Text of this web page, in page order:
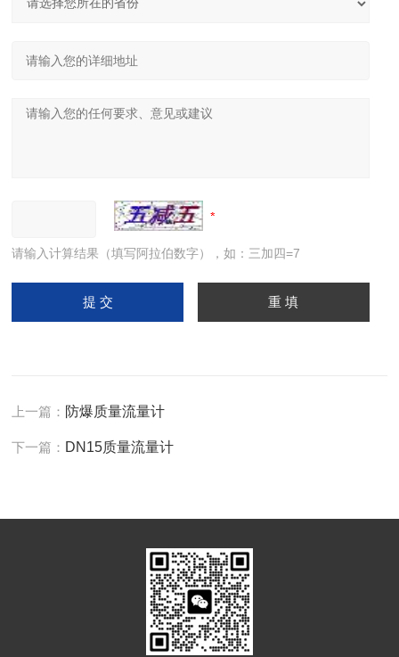
请输入计算结果（填写阿拉伯数字），如：三加四=7
上一篇： 防爆质量流量计
下一篇： DN15质量流量计